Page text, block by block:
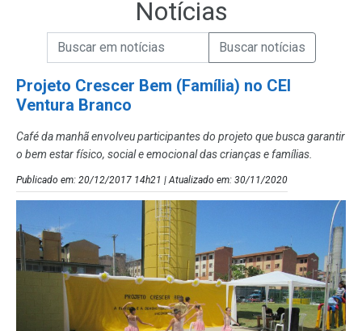
Notícias
Campo de Busca de Notícias
Campo de Busca de informaçõesEnviar a Busca de Notícias
Projeto Crescer Bem (Família) no CEI
Ventura Branco
Café da manhã envolveu participantes do projeto que busca garantir
o bem estar físico, social e emocional das crianças e famílias.
Publicado em: 20/12/2017 14h21 | Atualizado em: 30/11/2020